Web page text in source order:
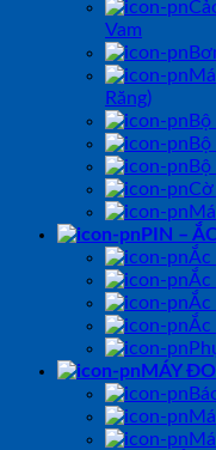
Vam
Răng)
Bộ
Bộ
Bộ
PIN –
Ắc
Ắc
Ắc
Ắc
MÁY